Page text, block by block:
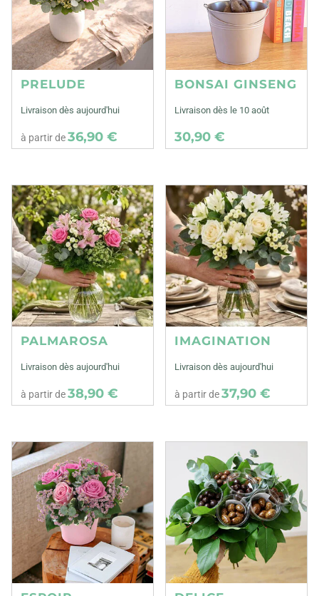
PRELUDE
Livraison dès aujourd'hui
à partir de36,90 €
BONSAI GINSENG
Livraison dès le 10 août
30,90 €
PALMAROSA
Livraison dès aujourd'hui
à partir de38,90 €
IMAGINATION
Livraison dès aujourd'hui
à partir de37,90 €